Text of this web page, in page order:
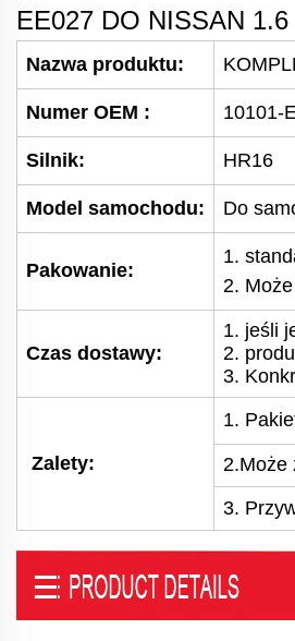
EE027 DO NISSAN 1.6
Nazwa produktu:
Numer OEM : 10101-
Silnik: HR16
Model samochodu: Do
Pakowanie:
1.
2.
Czas dostawy:
1. jeśli
2.
3.
Zalety:
1.
2.Może
3.